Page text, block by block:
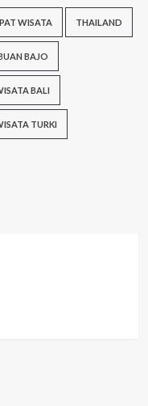
WISATA THAILAND
BAJO
BALI
TURKI